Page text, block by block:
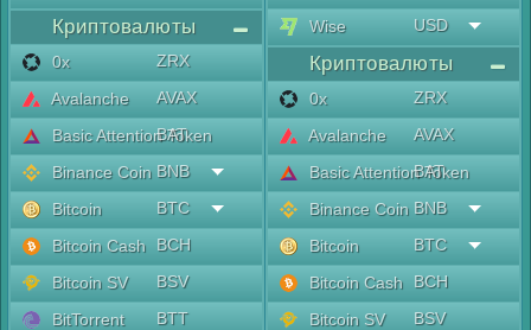
Криптовалюты
0x
ZRX
Avalanche
AVAX
Basic Attention Token
BAT
Binance Coin BNB
Bitcoin
BTC
Bitcoin Cash
BCH
Bitcoin SV
BSV
BitTorrent
BTT
Wise
USD
Криптовалюты
0x
ZRX
Avalanche
AVAX
Basic Attention Token
BAT
Binance Coin BNB
Bitcoin
BTC
Bitcoin Cash
BCH
Bitcoin SV
BSV